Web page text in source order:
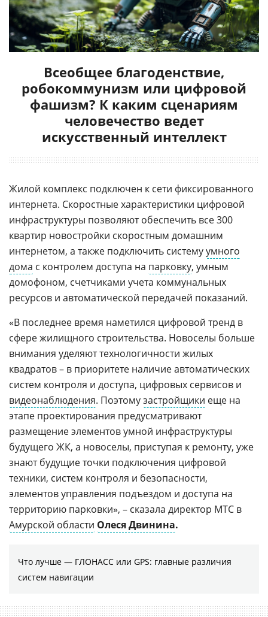
Всеобщее благоденствие,
робокоммунизм или цифровой
фашизм? К каким сценариям
человечество ведет
искусственный интеллект
Жилой комплекс подключен к сети фиксированного
интернета. Скоростные характеристики цифровой
инфраструктуры позволяют обеспечить все 300
квартир новостройки скоростным домашним
интернетом, а также подключить системуумного
дома с контролем доступа на парковку, умным
домофоном, счетчиками учета коммунальных
ресурсов и автоматической передачей показаний.
«В последнее время наметился цифровой тренд в
сфере жилищного строительства. Новоселы больше
внимания уделяют технологичности жилых
квадратов – в приоритете наличие автоматических
систем контроля и доступа, цифровых сервисов и
видеонаблюдения. Поэтомузастройщики еще на
этапе проектирования предусматривают
размещение элементов умной инфраструктуры
будущего ЖК, а новоселы, приступая к ремонту, уже
знают будущие точки подключения цифровой
техники, систем контроля и безопасности,
элементов управления подъездом и доступа на
территорию парковки», – сказала директор МТС в
Амурской области Олеся Двинина.
Что лучше — ГЛОНАСС или GPS: главные различия
систем навигации